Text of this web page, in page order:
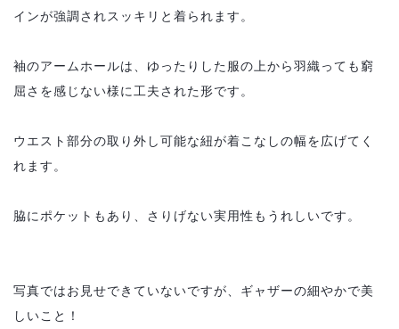
インが強調されスッキリと着られます。
袖のアームホールは、ゆったりした服の上から羽織っても窮
屈さを感じない様に工夫された形です。
ウエスト部分の取り外し可能な紐が着こなしの幅を広げてく
れます。
脇にポケットもあり、さりげない実用性もうれしいです。
写真ではお見せできていないですが、ギャザーの細やかで美
しいこと！